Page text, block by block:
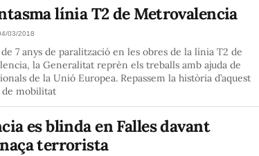
línia T2 de Metrovalencia
03/2018
7 anys de paralització en les obres de la línia T2 de
la Generalitat reprèn els treballs amb ajuda de
de la Unió Europea. Repassem la història d’aquest
mobilitat
es blinda en Falles davant
terrorista